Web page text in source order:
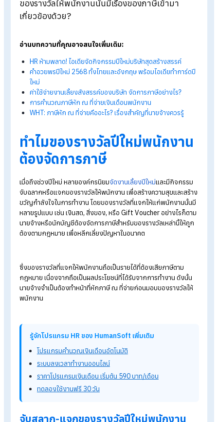
Blog > ปีใหม่นี้! แจกของรางวัลพนักงานต้องจัดการภาษีอย่างไร
ใกล้ปีใหม่แล้ว หลายองค์กรคงตื่นเต้นกับการเตรีย
ของขวัญปีใหม่ให้กับพนักงาน แต่รู้หรือไม่ว่าการแ
ของรางวัลให้พนักงานนั้นมีเรื่องของภาษีเข้ามา
เกี่ยวข้องด้วย?
อ่านบทความที่คุณอาจสนใจเพิ่มเติม:
คำอวยพรปีใหม่ 2568ทั้งไทยและอังกฤษ พร้อมไอเดียทำการ์
ใหม่
ค่าใช้จ่ายงานเลี้ยงสังสรรค์ของบริษัท จัดการภาษีอย่างไร?
การคำนวณภาษีหัก ณ ที่จ่ายเงินเดือนพนักงาน
WHT:ภาษีหัก ณ ที่จ่ายคืออะไร?เรื่องสำคัญที่นายจ้างควรรู้
ทำไมของรางวัลปีใหม่พนักงา
ต้องจัดการภาษี
ขวัญกำลังใจในการทำงาน โดยของรางวัลที่แจกให้แก่พนักงานนั้
หลายรูปแบบ เช่น เงินสด, สิ่งของ, หรือ Gift Voucher อย่างไรก็
นายจ้างหรือนักบัญชีต้องจัดการภาษีสำหรับของรางวัลเหล่านี้ให้
ต้องตามกฎหมาย เพื่อหลีกเลี่ยงปัญหาในอนาคต
ซึ่งของรางวัลที่แจกให้พนักงานถือเป็นรายได้ที่ต้องเสียภาษีตาม
กฎหมาย เนื่องจากถือเป็นผลประโยชน์ที่ได้รับจากการทำงาน ดังนั้